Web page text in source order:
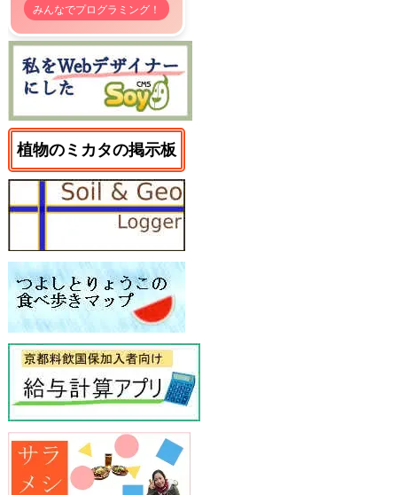
みんなでプログラミング！
植物のミカタの掲示板